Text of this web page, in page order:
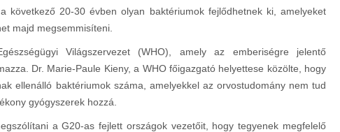
következő 20-30 évben olyan baktériumok fejlődhetnek ki, amelyeket
majd megsemmisíteni.
Világszervezet (WHO), amely az emberiségre jelentő
Dr. Marie-Paule Kieny, a WHO főigazgató helyettese közölte, hogy
ellenálló baktériumok száma, amelyekkel az orvostudomány nem tud
gyógyszerek hozzá.
a G20-as fejlett országok vezetőit, hogy tegyenek megfelelő